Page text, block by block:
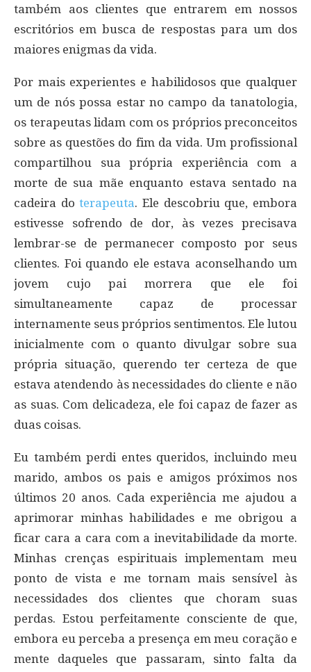
também aos clientes que entrarem em nossos
escritórios em busca de respostas para um dos
maiores enigmas da vida.
Por mais experientes e habilidosos que qualquer
um de nós possa estar no campo da tanatologia,
os terapeutas lidam com os próprios preconceitos
sobre as questões do fim da vida. Um profissional
compartilhou sua própria experiência com a
morte de sua mãe enquanto estava sentado na
cadeira doterapeuta. Ele descobriu que, embora
estivesse sofrendo de dor, às vezes precisava
lembrar-se de permanecer composto por seus
clientes. Foi quando ele estava aconselhando um
jovem cujo pai morrera que ele foi
simultaneamente capaz de processar
internamente seus próprios sentimentos. Ele lutou
inicialmente com o quanto divulgar sobre sua
própria situação, querendo ter certeza de que
estava atendendo às necessidades do cliente e não
as suas. Com delicadeza, ele foi capaz de fazer as
duas coisas.
Eu também perdi entes queridos, incluindo meu
marido, ambos os pais e amigos próximos nos
últimos 20 anos. Cada experiência me ajudou a
aprimorar minhas habilidades e me obrigou a
ficar cara a cara com a inevitabilidade da morte.
Minhas crenças espirituais implementam meu
ponto de vista e me tornam mais sensível às
necessidades dos clientes que choram suas
perdas. Estou perfeitamente consciente de que,
embora eu perceba a presença em meu coração e
mente daqueles que passaram, sinto falta da